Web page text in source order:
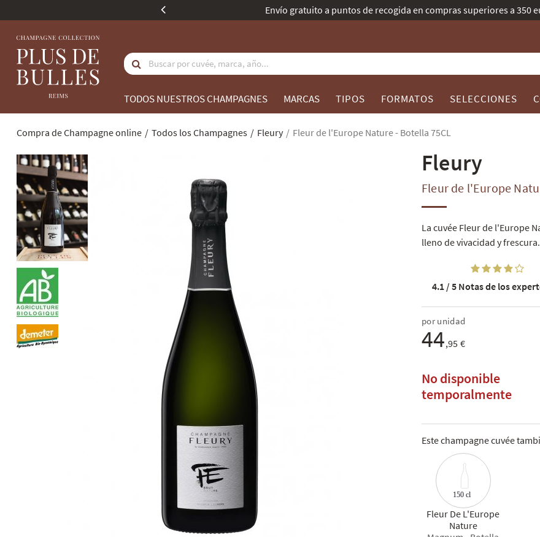
Mejor Bodega de Champagne según Gault & Millau.
TODOS NUESTROS CHAMPAGNES MARCAS TIPOS FORMATOS SELECCIONES
Compra de Champagne online Todos los Champagnes Fleury Fleur de l'Europe Nature - Botella 75CL
Fleury
Fleur de l'Europe
La cuvée Fleur de l'Europe
lleno de vivacidad y frescura.
4.1 / 5Notas de los
por unidad
44,95 €
No disponible
temporalmente
Este champagne cuvée
150 cl
Fleur De L'Europe
Nature